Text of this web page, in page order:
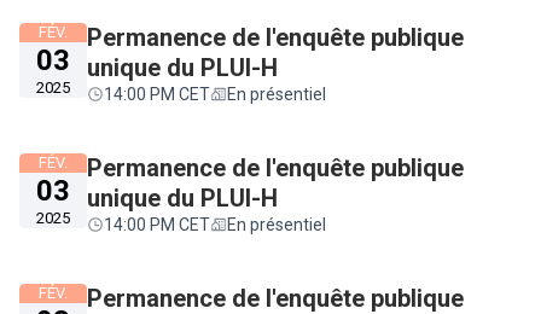
FÉV.
03
2025
Permanence de l'enquête publique
unique du PLUI-H
14:00 PM CET En présentiel
FÉV.
03
2025
Permanence de l'enquête publique
unique du PLUI-H
14:00 PM CET En présentiel
FÉV.
Permanence de l'enquête publique